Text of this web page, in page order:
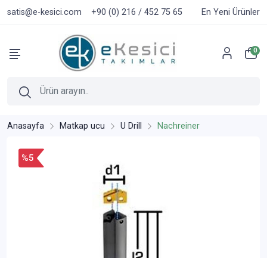
satis@e-kesici.com +90 (0) 216 / 452 75 65 En Yeni Ürünler
0
Anasayfa Matkap ucu U Drill Nachreiner
%5